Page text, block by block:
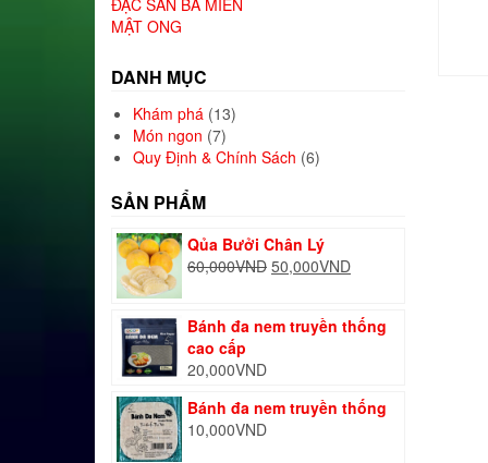
ĐẶC SẢN BA MIỀN
MẬT ONG
DANH MỤC
Khám phá (13)
Món ngon (7)
Quy Định & Chính Sách (6)
SẢN PHẨM
Qủa Bưởi Chân Lý
60,000VND Giá
60,000VND.
50,000VNDGiá
là:
Bánh đa nem truyền thống
cao cấp
20,000VND
Bánh đa nem truyền thống
10,000VND